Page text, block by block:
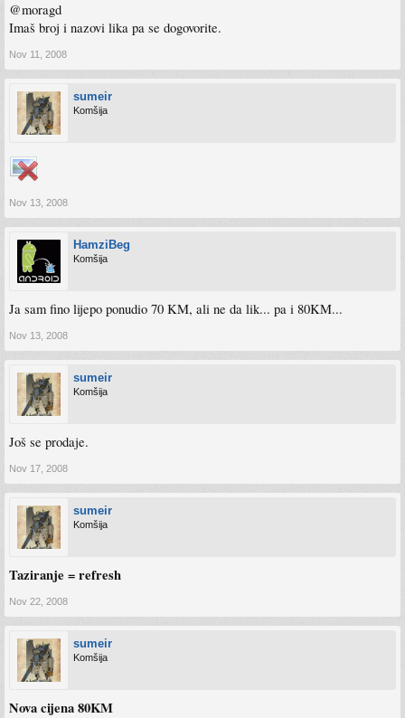
@moragd
Imaš broj i nazovi lika pa se dogovorite.
Nov 11, 2008
sumeir
Komšija
Nov 13, 2008
HamziBeg
Komšija
Ja sam fino lijepo ponudio 70 KM, ali ne da lik... pa i 80KM...
Nov 13, 2008
sumeir
Komšija
Još se prodaje.
Nov 17, 2008
sumeir
Komšija
Taziranje = refresh
Nov 22, 2008
sumeir
Komšija
Nova cijena 80KM